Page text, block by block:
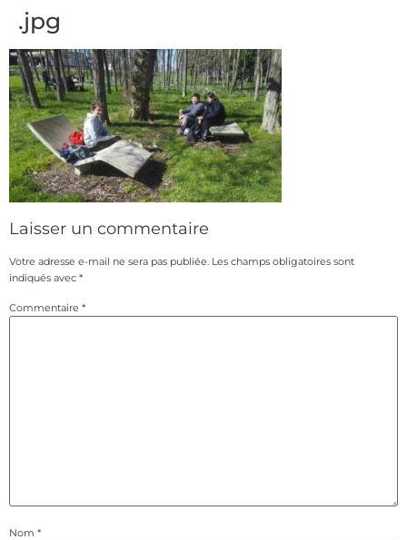
.jpg
Laisser un commentaire
Votre adresse e-mail ne sera pas publiée. Les champs obligatoires sont
indiqués avec *
Commentaire *
Nom *